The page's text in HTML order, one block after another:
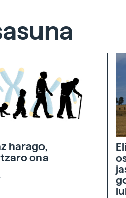
harago,
ona